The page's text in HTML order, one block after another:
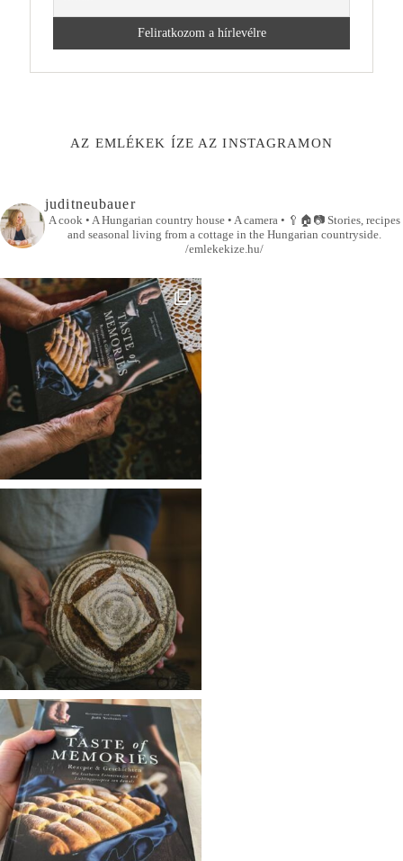
AZ EMLÉKEK ÍZE AZ INSTAGRAMON
juditneubauer
A cook • A Hungarian country house • A camera • 🥄🏠📷Stories, recipes
and seasonal living from a cottage in the Hungarian countryside.
/emlekekize.hu/